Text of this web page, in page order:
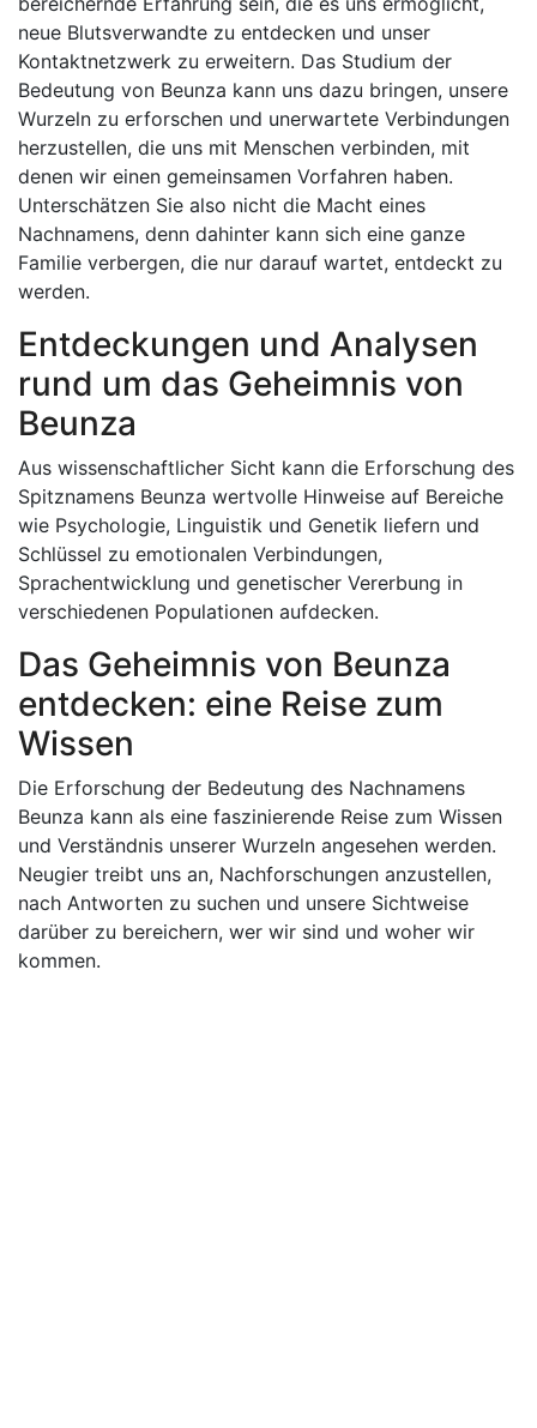
neue Blutsverwandte zu entdecken und unser
Kontaktnetzwerk zu erweitern. Das Studium der
Bedeutung von Beunza kann uns dazu bringen, unsere
Wurzeln zu erforschen und unerwartete Verbindungen
herzustellen, die uns mit Menschen verbinden, mit
denen wir einen gemeinsamen Vorfahren haben.
Unterschätzen Sie also nicht die Macht eines
Nachnamens, denn dahinter kann sich eine ganze
Familie verbergen, die nur darauf wartet, entdeckt zu
werden.
Entdeckungen und Analysen
rund um das Geheimnis von
Beunza
Aus wissenschaftlicher Sicht kann die Erforschung des
Spitznamens Beunza wertvolle Hinweise auf Bereiche
wie Psychologie, Linguistik und Genetik liefern und
Schlüssel zu emotionalen Verbindungen,
Sprachentwicklung und genetischer Vererbung in
verschiedenen Populationen aufdecken.
Das Geheimnis von Beunza
entdecken: eine Reise zum
Wissen
Die Erforschung der Bedeutung des Nachnamens
Beunza kann als eine faszinierende Reise zum Wissen
und Verständnis unserer Wurzeln angesehen werden.
Neugier treibt uns an, Nachforschungen anzustellen,
nach Antworten zu suchen und unsere Sichtweise
darüber zu bereichern, wer wir sind und woher wir
kommen.